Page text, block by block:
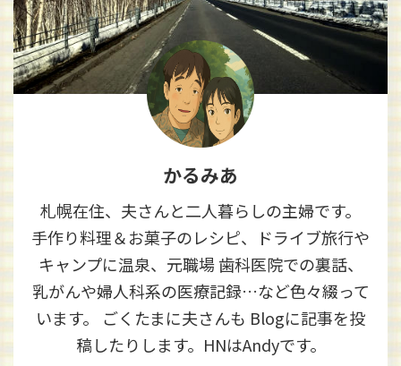
かるみあ
札幌在住、夫さんと二人暮らしの主婦です。
手作り料理＆お菓子のレシピ、ドライブ旅行や
キャンプに温泉、元職場 歯科医院での裏話、
乳がんや婦人科系の医療記録…など色々綴って
います。 ごくたまに夫さんも Blogに記事を投
稿したりします。HNはAndyです。